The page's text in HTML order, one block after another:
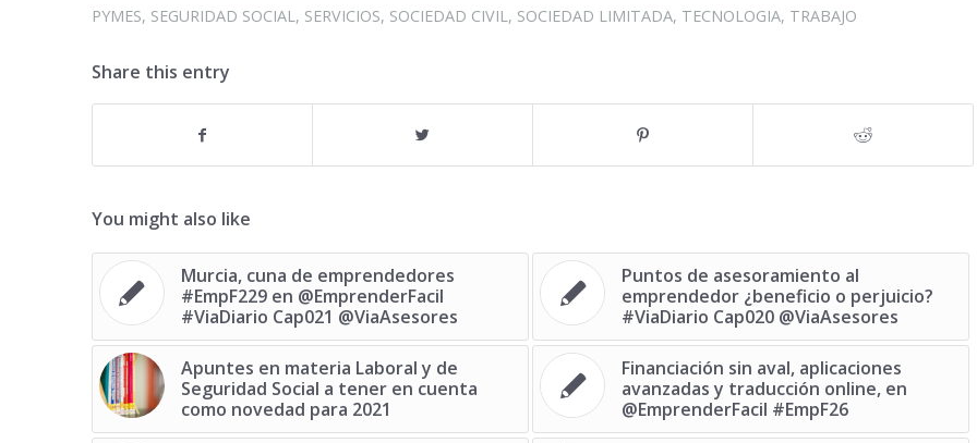
PYMES, SEGURIDAD SOCIAL, SERVICIOS, SOCIEDAD CIVIL, SOCIEDAD LIMITADA, TECNOLOGIA, TRABAJO
Share this entry
You might also like
Murcia, cuna de emprendedores
#EmpF229 en @EmprenderFacil
#ViaDiario Cap021 @ViaAsesores
Puntos de asesoramiento al
emprendedor ¿beneficio o perjuicio?
#ViaDiario Cap020 @ViaAsesores
Apuntes en materia Laboral y de
Seguridad Social a tener en cuenta
como novedad para 2021
Financiación sin aval, aplicaciones
avanzadas y traducción online, en
@EmprenderFacil #EmpF26